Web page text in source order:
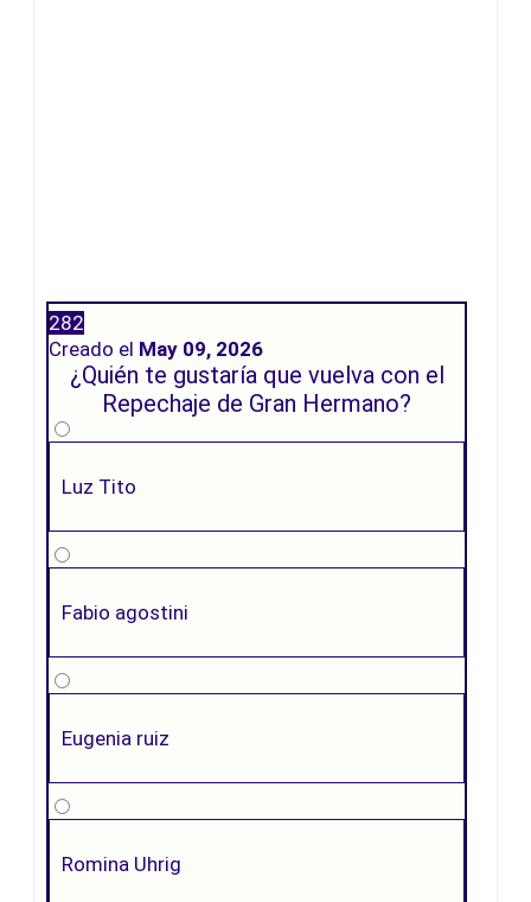
282
Creado el May 09, 2026
¿Quién te gustaría que vuelva con el
Repechaje de Gran Hermano?
Luz Tito
Fabio agostini
Eugenia ruiz
Romina Uhrig